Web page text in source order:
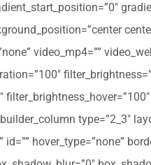
video_mp4=””
type=”2_3″
hover_type=”none”